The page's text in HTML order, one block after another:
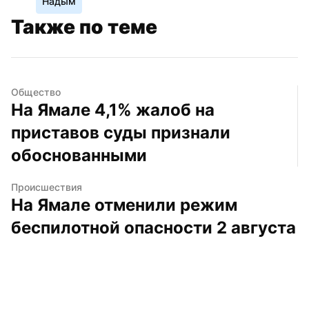
Также по теме
Общество
На Ямале 4,1% жалоб на
приставов суды признали
обоснованными
Происшествия
На Ямале отменили режим
беспилотной опасности 2 августа